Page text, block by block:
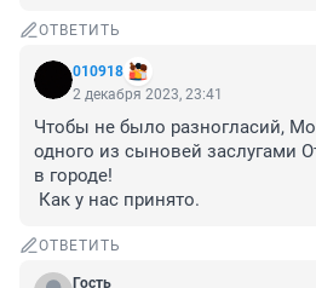
ОТВЕТИТЬ
010918
2 декабря 2023, 23:41
Чтобы не было разногласий,
одного из сыновей заслугами
в городе!
Как у нас принято.
ОТВЕТИТЬ
Гость